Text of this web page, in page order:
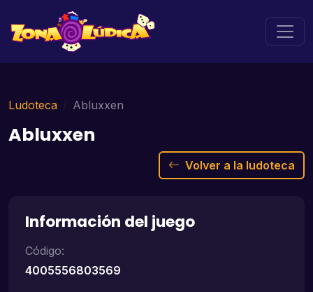
Ludoteca Abluxxen
Abluxxen
Volver a la ludoteca
Información del juego
Código:
4005556803569